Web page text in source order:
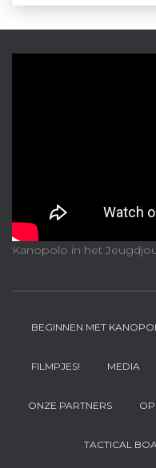
Kanopolo in het
BEGINNEN MET
FILMPJES! MEDIA
ONZE PARTNERS
TACTICAL